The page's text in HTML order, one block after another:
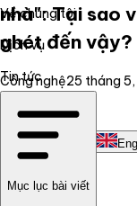
Về chúng tôi
Dịch vụ
Tin tức
Liên hệ
Tiếng Việt
nhà": Tại sao
ghét đến vậy?
Công nghệ25 tháng
Mục lục bài viết